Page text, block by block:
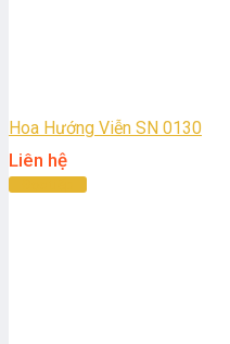
Hoa Hướng Viễn SN 0130
Liên hệ